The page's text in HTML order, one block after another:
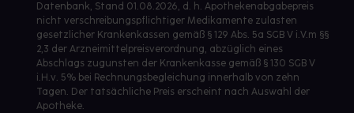
Datenbank, Stand 01.08.2026, d. h. Apothekenabgabepreis
nicht verschreibungspflichtiger Medikamente zulasten
gesetzlicher Krankenkassen gemäß § 129 Abs. 5a SGB V i.V.m §§
2,3 der Arzneimittelpreisverordnung, abzüglich eines
Abschlags zugunsten der Krankenkasse gemäß § 130 SGB V
i.H.v. 5% bei Rechnungsbegleichung innerhalb von zehn
Tagen. Der tatsächliche Preis erscheint nach Auswahl der
Apotheke.